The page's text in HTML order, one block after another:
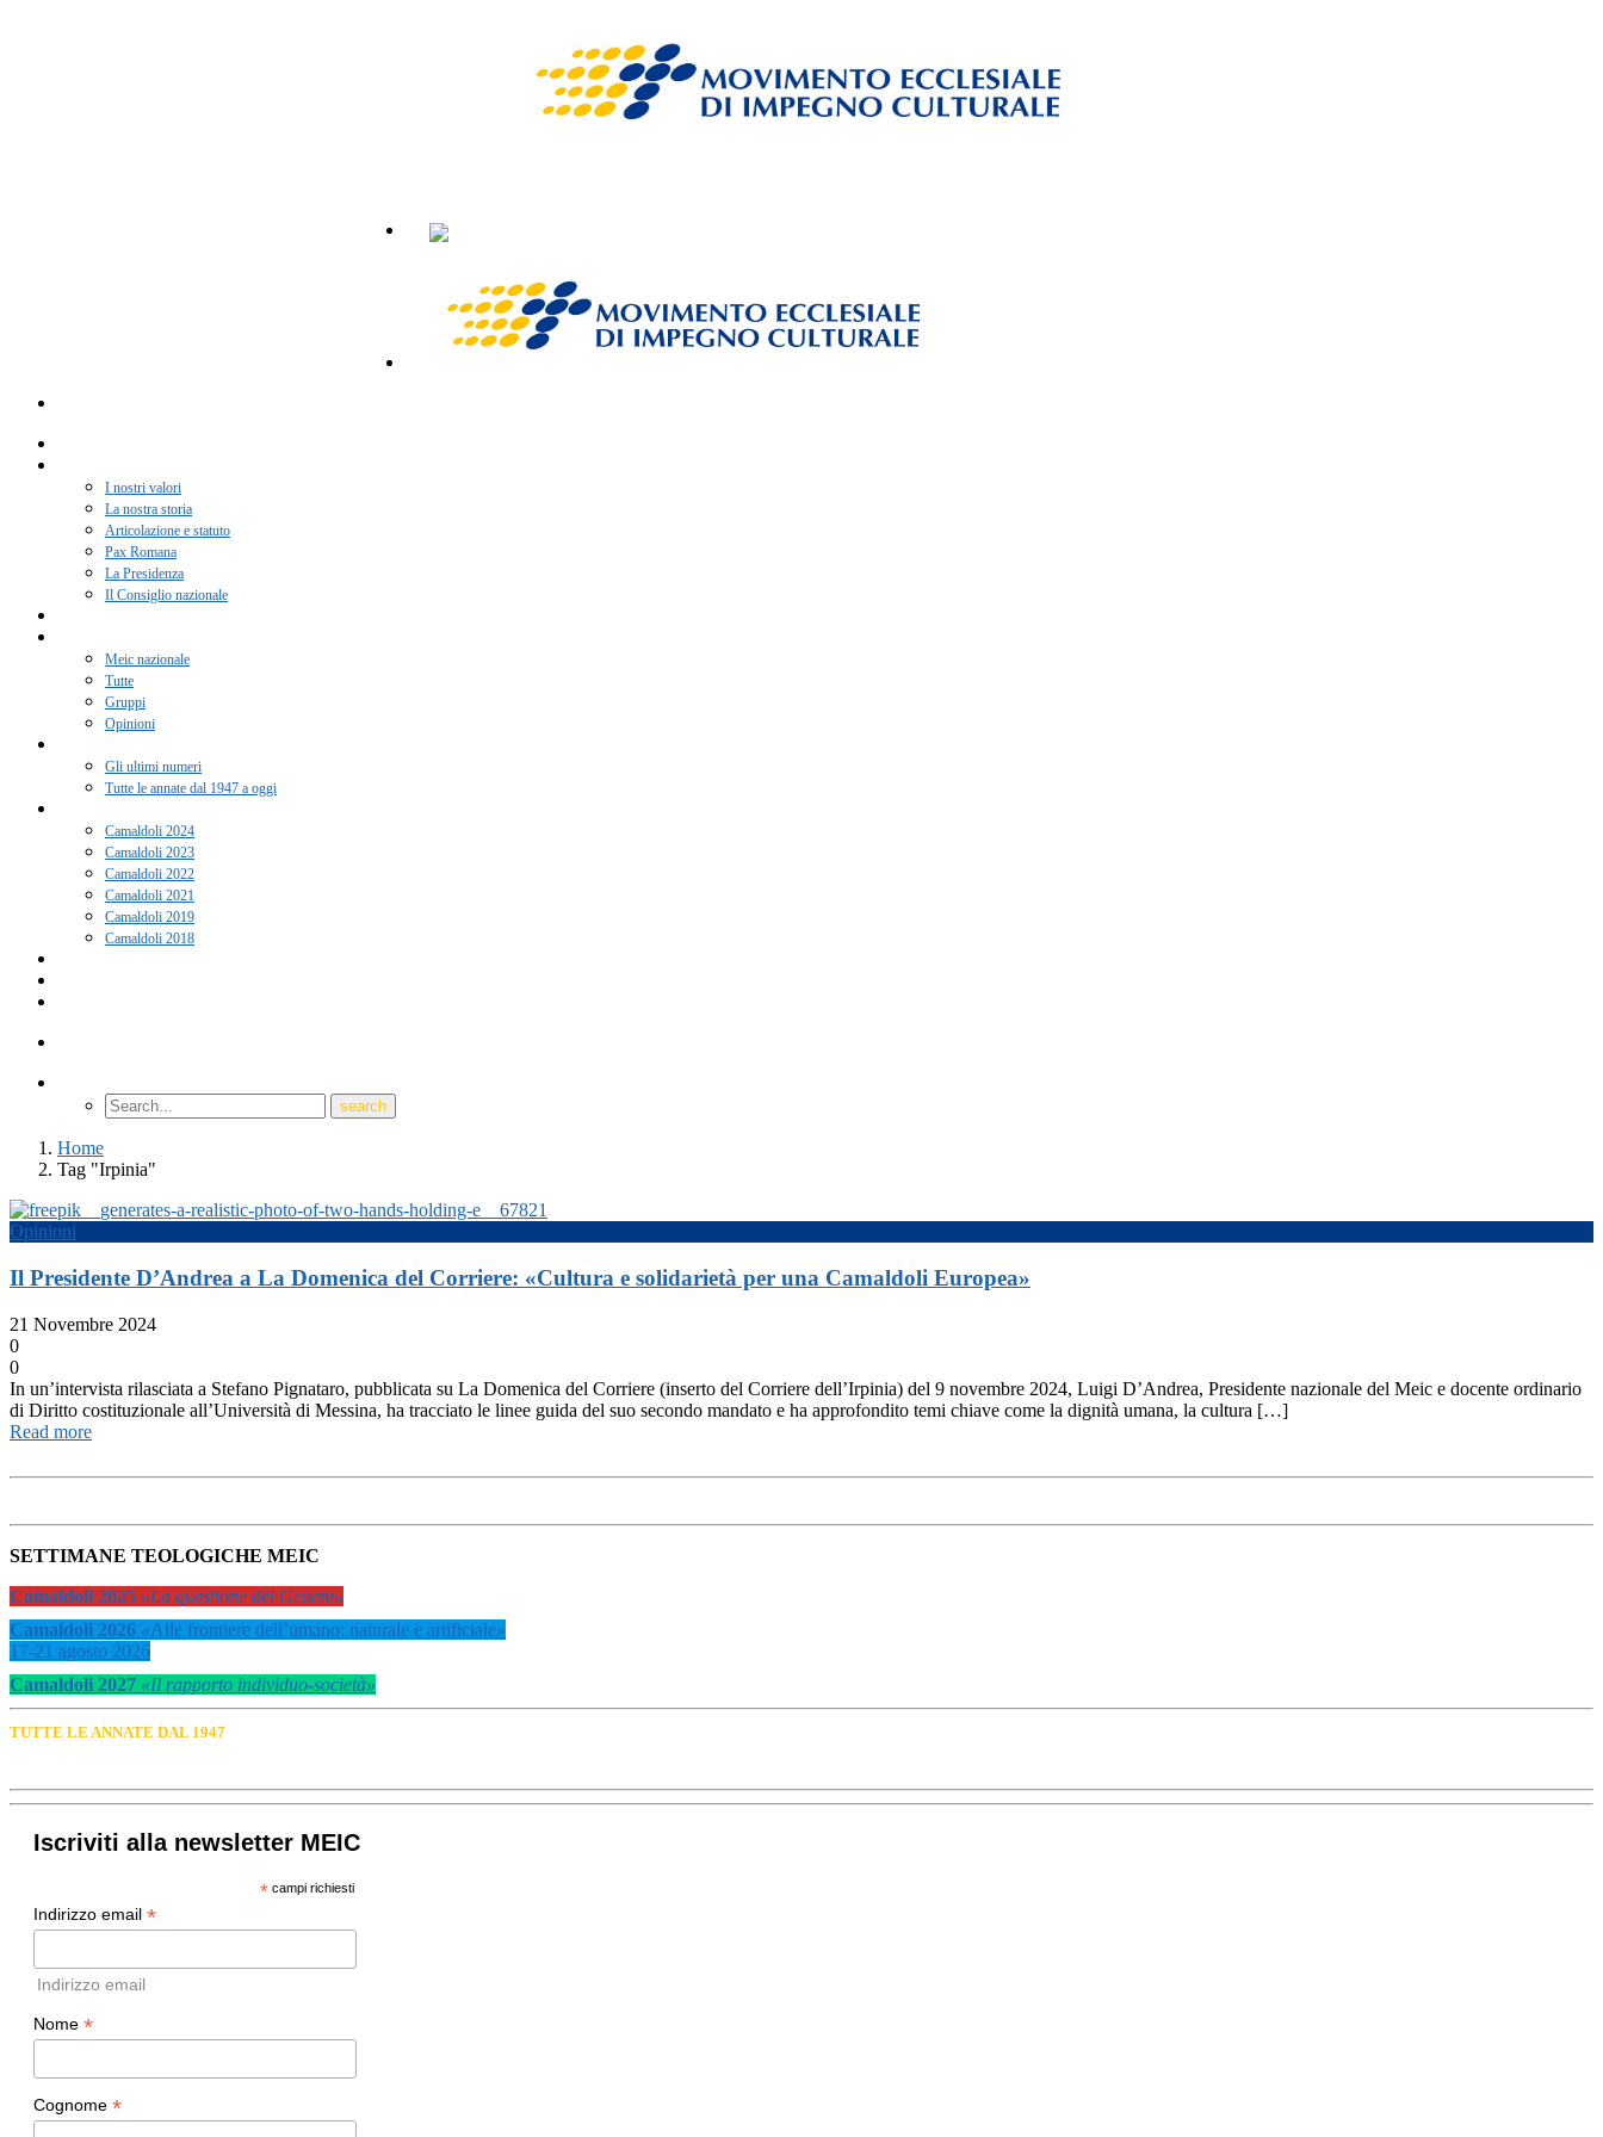
I nostri valori
La nostra storia
Articolazione e statuto
Pax Romana
La Presidenza
Il Consiglio nazionale
Meic nazionale
Tutte
Gruppi
Opinioni
Gli ultimi numeri
Tutte le annate dal 1947 a oggi
Camaldoli 2024
Camaldoli 2023
Camaldoli 2022
Camaldoli 2021
Camaldoli 2019
Camaldoli 2018
Home
Tag "Irpinia"
Opinioni
Il Presidente D’Andrea a La Domenica del Corriere: «Cultura e solidarietà per una Camaldoli Europea»
21 Novembre 2024
0
0
In un’intervista rilasciata a Stefano Pignataro, pubblicata su La Domenica del Corriere (inserto del Corriere dell’Irpinia) del 9 novembre 2024, Luigi D’Andrea, Presidente nazionale del Meic e docente ordinario
di Diritto costituzionale all’Università di Messina, ha tracciato le linee guida del suo secondo mandato e ha approfondito temi chiave come la dignità umana, la cultura […]
Read more
SETTIMANE TEOLOGICHE MEIC
Camaldoli 2025 «La questione del Genere»
Camaldoli 2026 «Alle frontiere dell’umano: naturale e artificiale»
17-21 agosto 2026
Camaldoli 2027 «Il rapporto individuo-società»
TUTTE LE ANNATE DAL 1947
Iscriviti alla newsletter MEIC
*campi richiesti
Indirizzo email *
Indirizzo email
Nome *
Cognome *